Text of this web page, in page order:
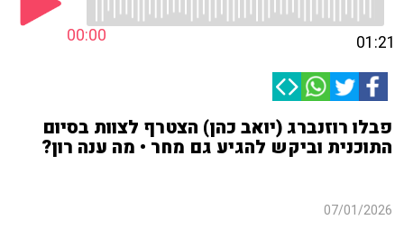
00:00 01:21
פבלו רוזנברג (יואב כהן) הצטרף לצוות בסיום
התוכנית וביקש להגיע גם מחר • מה ענה רון?
07/01/2026